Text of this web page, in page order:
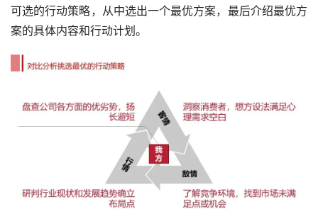
可选的行动策略，从中选出一个最优方案，最后介绍最优方
案的具体内容和行动计划。